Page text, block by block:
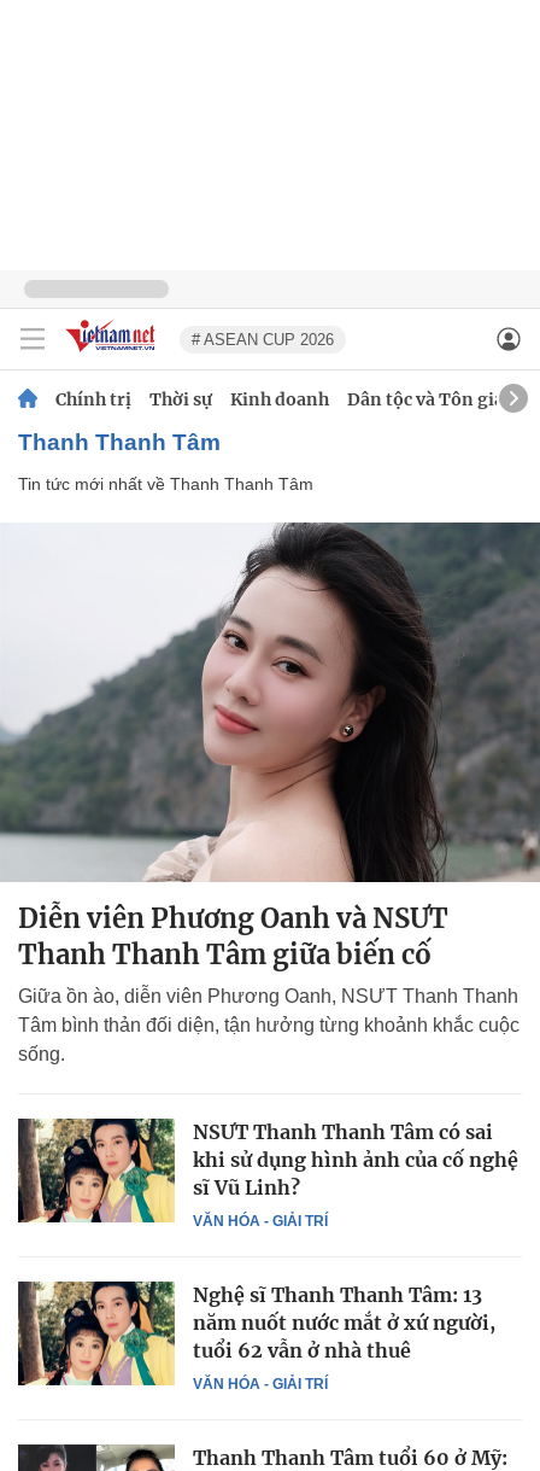
# ASEAN CUP 2026
Chính trị Thời sự Kinh doanh Dân tộc và Tôn giáo
Thanh Thanh Tâm
Tin tức mới nhất về Thanh Thanh Tâm
Diễn viên Phương Oanh và NSƯT
Thanh Thanh Tâm giữa biến cố
Giữa ồn ào, diễn viên Phương Oanh, NSƯT Thanh Thanh
Tâm bình thản đối diện, tận hưởng từng khoảnh khắc cuộc
sống.
VĂN HÓA - GIẢI TRÍ
NSƯT Thanh Thanh Tâm có sai
khi sử dụng hình ảnh của cố nghệ
sĩ Vũ Linh?
VĂN HÓA - GIẢI TRÍ
Nghệ sĩ Thanh Thanh Tâm: 13
năm nuốt nước mắt ở xứ người,
tuổi 62 vẫn ở nhà thuê
Thanh Thanh Tâm tuổi 60 ở Mỹ: